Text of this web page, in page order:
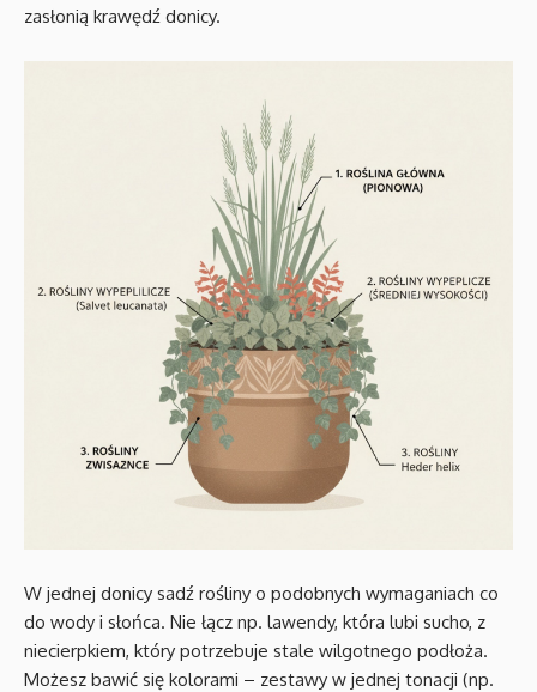
zasłonią krawędź donicy.
W jednej donicy sadź rośliny o podobnych wymaganiach co
do wody i słońca. Nie łącz np. lawendy, która lubi sucho, z
niecierpkiem, który potrzebuje stale wilgotnego podłoża.
Możesz bawić się kolorami – zestawy w jednej tonacji (np.